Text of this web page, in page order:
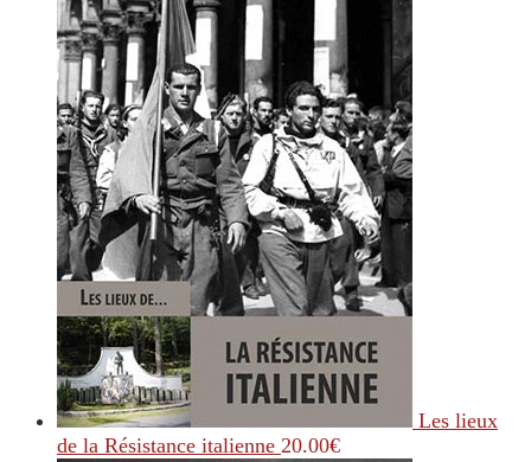
Les lieux
de la Résistance italienne 20.00€